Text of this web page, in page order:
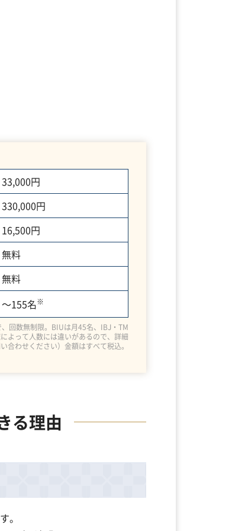
33,000円
330,000円
16,500円
無料
無料
～155名※
回数無制限。BIUは月45名、IBJ・TM
よって人数には違いがあるので、詳細
合わせください）金額はすべて税込。
る理由
。